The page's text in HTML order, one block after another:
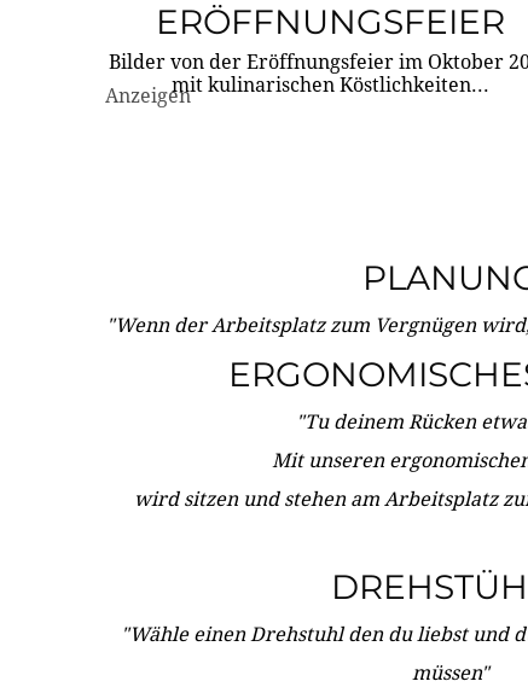
ERÖFFNUNGSFEIER
Bilder von der Eröffnungsfeier im Oktober
mit kulinarischen Köstlichkeiten...
Anzeigen
"Wenn der Arbeitsplatz zum Vergnügen
"Tu deinem Rücken
Mit unseren
wird sitzen und stehen am Arbeitsplatz
"Wähle einen Drehstuhl den du liebst und
müssen"